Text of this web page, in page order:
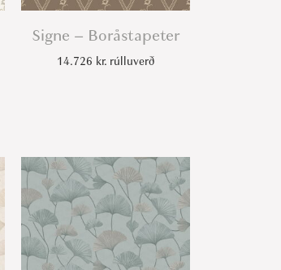
Signe – Boråstapeter
14.726 kr. rúlluverð